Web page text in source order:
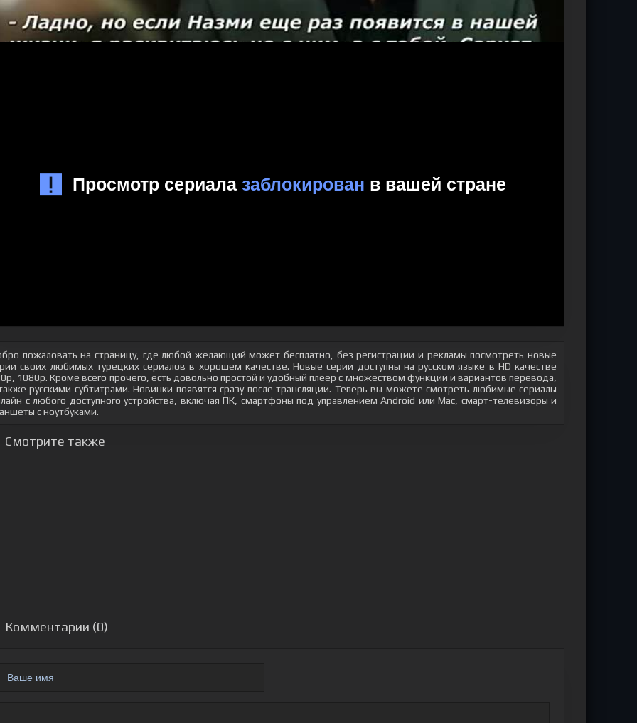
пожаловать на страницу, где любой желающий может бесплатно, без регистрации и рекламы посмотреть новые
своих любимых турецких сериалов в хорошем качестве. Новые серии доступны на русском языке в HD качестве
1080p. Кроме всего прочего, есть довольно простой и удобный плеер с множеством функций и вариантов перевода,
русскими субтитрами. Новинки появятся сразу после трансляции. Теперь вы можете смотреть любимые сериалы
с любого доступного устройства, включая ПК, смартфоны под управлением Android или Mac, смарт-телевизоры и
с ноутбуками.
Смотрите также
Комментарии (0)